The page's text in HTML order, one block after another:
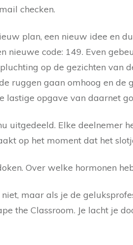
checken.
plan, een nieuw idee en
nieuwe code: 149. Even
op de gezichten van
ruggen gaan omhoog en
lastige opgave van daarnet
uitgedeeld. Elke deelnemer
op het moment dat het
Over welke hormonen
maar als je de
the Classroom. Je lacht je